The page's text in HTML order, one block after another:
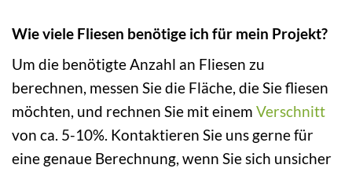
Wie viele Fliesen benötige ich für mein Projekt?
Um die benötigte Anzahl an Fliesen zu
berechnen, messen Sie die Fläche, die Sie fliesen
möchten, und rechnen Sie mit einem Verschnitt
von ca. 5-10%. Kontaktieren Sie uns gerne für
eine genaue Berechnung, wenn Sie sich unsicher